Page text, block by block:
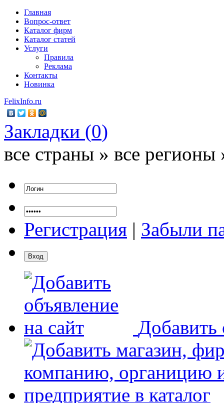
Главная
Вопрос-ответ
Каталог фирм
Каталог статей
Услуги
Правила
Реклама
Контакты
Новинка
FelixInfo.ru
Закладки (0)
все страны » все регионы
Регистрация | Забыли
Добавить